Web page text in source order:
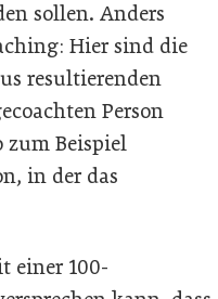
sollen. Anders
Hier sind die
resultierenden
Person
zum Beispiel
in der das
einer 100-